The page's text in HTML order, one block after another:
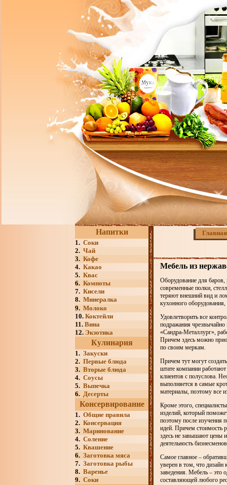
Напитки
1. Соки
2. Чай
3. Кофе
4. Какао
5. Квас
6. Компоты
7. Кисели
8. Минералка
9. Молоко
10. Коктейли
11. Вина
12. Экзотика
Кулинария
1. Закуски
2. Первые блюда
3. Вторые блюда
4. Соусы
5. Выпечка
6. Десерты
Консервирование
1. Общие правила
2. Консервация
3. Маринование
4. Соление
5. Квашение
6. Заготовка мяса
7. Заготовка рыбы
8. Варенье
9. Соки
Главная
Мебель из
Оборудование для
современные полки,
теряют внешний вид и
кухонного
Удовлетворить все
подражания чрезвычайно
«Сандра-Металлург»,
Причем здесь можно
по своим меркам.
Причем тут могут
штате компании
клиентов с полуслова.
выполняется в самые
материалы, поэтому все
Кроме этого,
изделий, который
поэтому после изучения
идей. Причем стоимость
здесь не завышают цены
деятельность
Самое главное –
уверен в том, что дизайн
заведения. Мебель – это
составляющей любого